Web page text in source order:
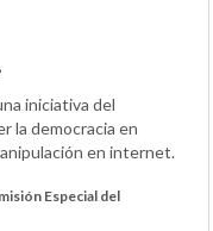
iniciativa del
la democracia en
en internet.
Especial del